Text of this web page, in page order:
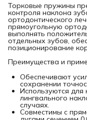
Торковые пружины
контроля наклона
ортодонтического
прямоугольную
выполнять
отдельных зубов,
позиционирование
Преимущества и
Обеспечивают
сохранении
Используются для
лингвального
случаях.
Совместимы с